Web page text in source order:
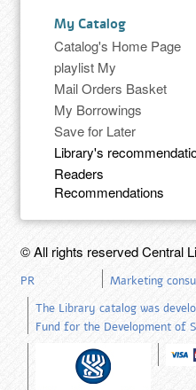
My Catalog
Catalog's Home Page
playlist My
Mail Orders Basket
My Borrowings
Save for Later
Library's
Readers
Recommendations
© All rights reserved Central
PR
Marketing
The Library catalog was
Fund for the Development of